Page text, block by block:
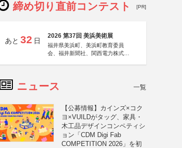
締め切り直前コンテスト [PR]
あと 32 日
2026 第37回 美浜美術展
福井県美浜町、美浜町教育委員
会、福井新聞社、関西電力株式会
ニュース 一覧
【公募情報】カインズ×コク
ヨ×VUILDがタッグ、家具・
木工品デザインコンペティシ
ョン「CDM Digi Fab
COMPETITION 2026」を初